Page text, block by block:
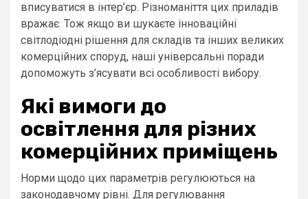
вписуватися в інтер’єр. Різноманіття цих приладів
вражає. Тож якщо ви шукаєте інноваційні
світлодіодні рішення для складів та інших великих
комерційних споруд, наші універсальні поради
допоможуть з’ясувати всі особливості вибору.
Які вимоги до
освітлення для різних
комерційних приміщень
Норми щодо цих параметрів регулюються на
законодавчому рівні. Для регулювання